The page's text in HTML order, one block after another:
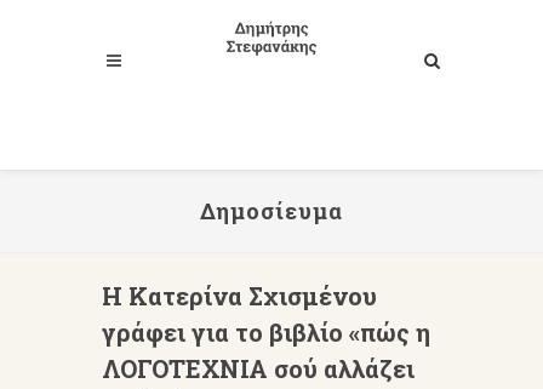
Δημοσίευμα
Η Κατερίνα Σχισμένου
γράφει για το βιβλίο «πώς η
ΛΟΓΟΤΕΧΝΙΑ σού αλλάζει